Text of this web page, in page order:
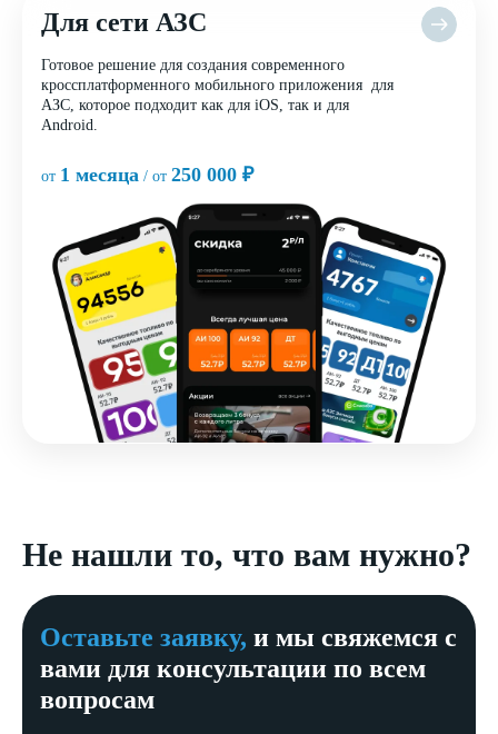
Для сети АЗС
Готовое решение для создания современного
кроссплатформенного мобильного приложения для
АЗС, которое подходит как для iOS, так и для
Android.
от 1 месяца / от 250 000 ₽
Не нашли то, что вам нужно?
Оставьте заявку, и мы свяжемся с
вами для консультации по всем
вопросам